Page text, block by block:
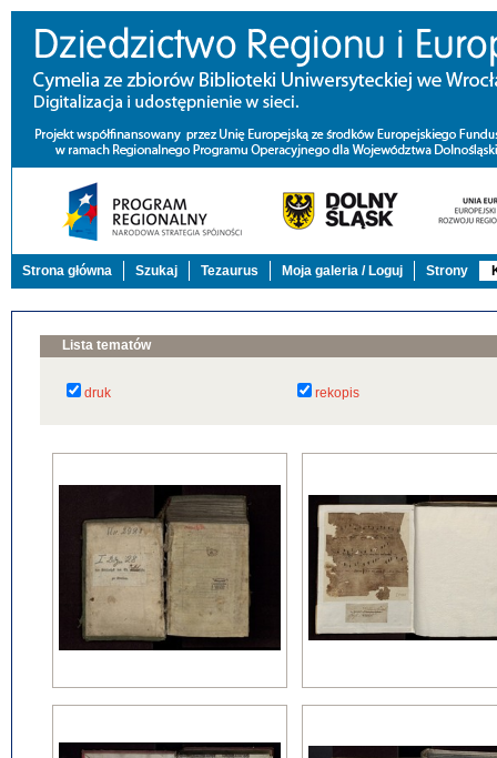
Strona główna Szukaj Tezaurus Moja galeria / Loguj Strony
Lista tematów
druk rekopis